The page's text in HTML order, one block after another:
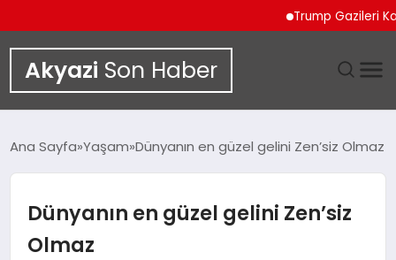
Trump Gazileri
Akyazi Son Haber
SIYASET
DÜNYA
Ana Sayfa Yaşam Dünyanın en güzel gelini Zen’siz Olmaz
Dünyanın en güzel gelini Zen’siz
Olmaz